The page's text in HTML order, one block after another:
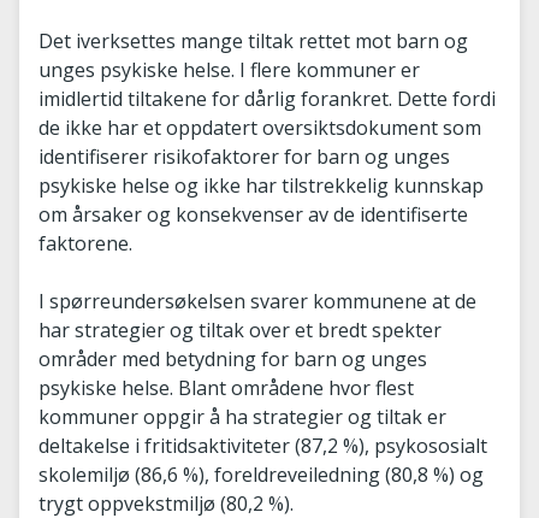
Det iverksettes mange tiltak rettet mot barn og
unges psykiske helse. I flere kommuner er
imidlertid tiltakene for dårlig forankret. Dette fordi
de ikke har et oppdatert oversiktsdokument som
identifiserer risikofaktorer for barn og unges
psykiske helse og ikke har tilstrekkelig kunnskap
om årsaker og konsekvenser av de identifiserte
faktorene.
I spørreundersøkelsen svarer kommunene at de
har strategier og tiltak over et bredt spekter
områder med betydning for barn og unges
psykiske helse. Blant områdene hvor flest
kommuner oppgir å ha strategier og tiltak er
deltakelse i fritidsaktiviteter (87,2 %), psykososialt
skolemiljø (86,6 %), foreldreveiledning (80,8 %) og
trygt oppvekstmiljø (80,2 %).